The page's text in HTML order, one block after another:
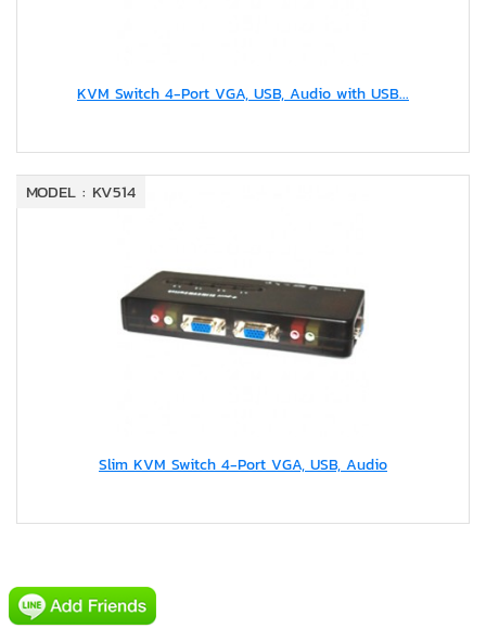
KVM Switch 4-Port VGA, USB, Audio with USB...
MODEL : KV514
Slim KVM Switch 4-Port VGA, USB, Audio
ศูนย์ประสานการปฏิบัติในการรักษาผลประโยชน์ของชาติทางทะเลเขต ๒